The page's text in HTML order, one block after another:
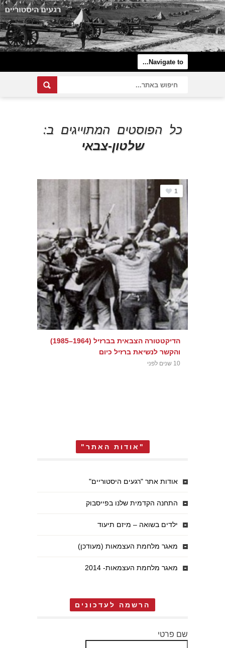
כל הפוסטים המתוייגים ב:
שלטון-צבאי
1
הדיקטטורה הצבאית בברזיל (1964–1985)
והקשר לנשיאת ברזיל כיום
10 שנים לפני
"אודות האתר"
אודות אתר "רגעים היסטוריים"
התחנה הקדמית שלנו בפייסבוק
ילדים בשואה – מיזם תיעוד
מאגר מלחמת העצמאות (מעודכן)
מאגר מלחמת העצמאות- 2014
הרשמה לעדכונים
שם פרטי